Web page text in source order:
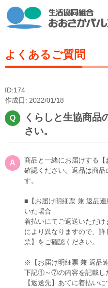
よくあるご質問
ID:174
作成日: 2022/01/18
くらしと生協商品
さい。
商品と一緒にお届けする
確認ください。返品は商
す。
■【お届け明細票 兼 返品
いた場合
着払いにてご返送いただ
により異なりますので、
票】をご確認ください。
※【お届け明細票 兼 返品
下記①～⑦の内容を記載し
【返送先】あてに着払い